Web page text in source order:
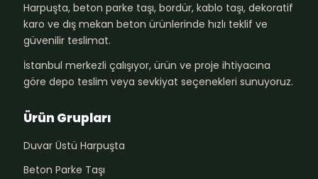
Harpuşta, beton parke taşı, bordür, kablo taşı, dekoratif
karo ve dış mekan beton ürünlerinde hızlı teklif ve
güvenilir teslimat.
İstanbul merkezli çalışıyor, ürün ve proje ihtiyacına
göre depo teslim veya sevkiyat seçenekleri sunuyoruz.
Ürün Grupları
Duvar Üstü Harpuşta
Beton Parke Taşı